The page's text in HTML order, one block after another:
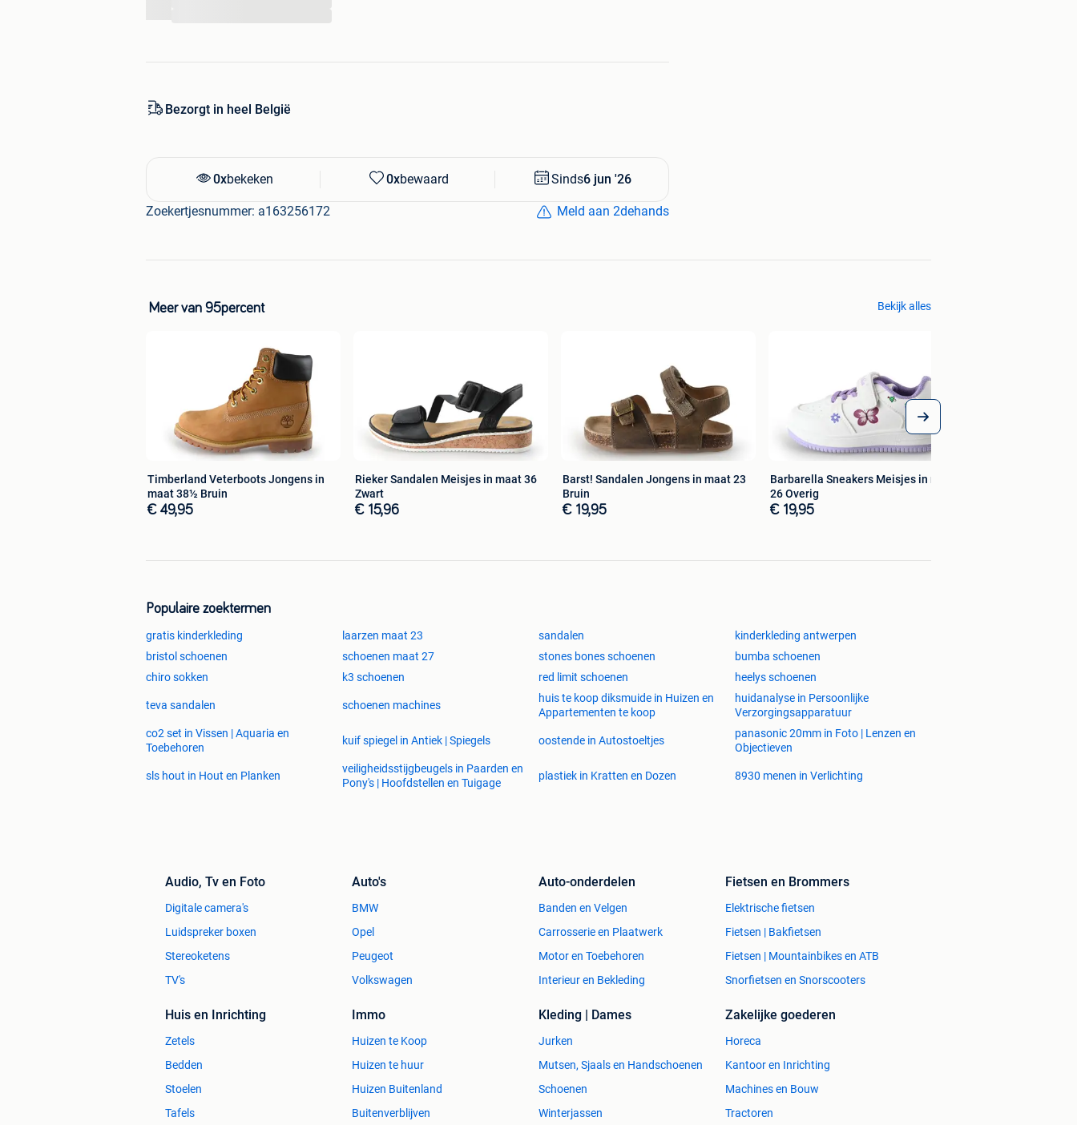
Bezorgt in heel België
0xbekeken 0xbewaard Sinds6 jun '26
Zoekertjesnummer: a163256172 Meld aan 2dehands
Meer van 95percent Bekijk alles
Timberland Veterboots Jongens in
maat 38½ Bruin
€ 49,95
Rieker Sandalen Meisjes in maat 36
Zwart
€ 15,96
Barst! Sandalen Jongens in maat 23
Bruin
€ 19,95
Barbarella Sneakers Meisjes in maat
26 Overig
€ 19,95
Populaire zoektermen
gratis kinderkleding laarzen maat 23 sandalen
kinderkleding antwerpen
bristol schoenen
schoenen maat 27 stones bones schoenen
bumba schoenen
chiro sokken
k3 schoenen red limit schoenen heelys schoenen
teva sandalen schoenen machines
huis te koop diksmuide in Huizen en
Appartementen te koop
huidanalyse in Persoonlijke
Verzorgingsapparatuur
co2 set in Vissen | Aquaria en
Toebehoren
kuif spiegel in Antiek | Spiegels oostende in Autostoeltjes
panasonic 20mm in Foto | Lenzen en
Objectieven
sls hout in Hout en Planken
veiligheidsstijgbeugels in Paarden en
Pony's | Hoofdstellen en Tuigage
plastiek in Kratten en Dozen 8930 menen in Verlichting
Audio, Tv en Foto
Digitale camera's
Luidspreker boxen
Stereoketens
TV's
Auto's
BMW
Opel
Peugeot
Volkswagen
Auto-onderdelen
Banden en Velgen
Carrosserie en Plaatwerk
Motor en Toebehoren
Interieur en Bekleding
Fietsen en Brommers
Elektrische fietsen
Fietsen | Bakfietsen
Fietsen | Mountainbikes en ATB
Snorfietsen en Snorscooters
Huis en Inrichting
Zetels
Bedden
Stoelen
Tafels
Immo
Huizen te Koop
Huizen te huur
Huizen Buitenland
Buitenverblijven
Kleding | Dames
Jurken
Mutsen, Sjaals en Handschoenen
Schoenen
Winterjassen
Zakelijke goederen
Horeca
Kantoor en Inrichting
Machines en Bouw
Tractoren